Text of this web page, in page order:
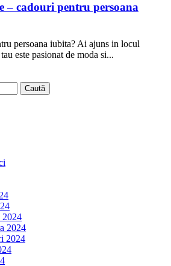
– cadouri pentru persoana
persoana iubita? Ai ajuns in locul
este pasionat de moda si...
Caută
2024
2024
2024